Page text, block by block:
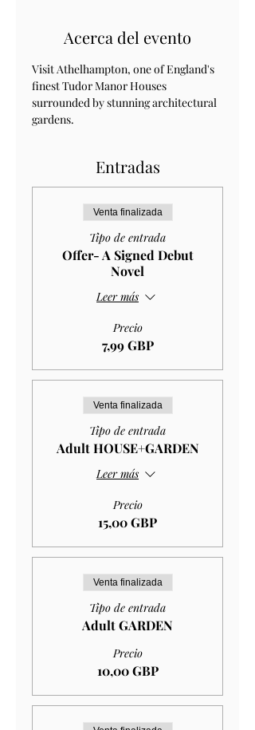
Acerca del evento
Visit Athelhampton, one of England's
finest Tudor Manor Houses
surrounded by stunning architectural
gardens.
Entradas
Venta finalizada
Tipo de entrada
Offer- A Signed Debut
Novel
Leer más
Precio
7,99 GBP
Venta finalizada
Tipo de entrada
Adult HOUSE+GARDEN
Leer más
Precio
15,00 GBP
Venta finalizada
Tipo de entrada
Adult GARDEN
Precio
10,00 GBP